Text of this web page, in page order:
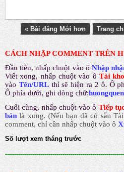
« Bài đăng Mới hơn Trang
CÁCH NHẬP COMMENT TRÊN
Đầu tiên, nhấp chuột vào ô Nhập
Viết xong, nhấp chuột vào ô Tài
vào Tên/URL thì sẽ hiện ra 2 ô. Ô
Ô phía dưới, ghi dòng chữ:
Cuối cùng, nhấp chuột vào ô Tiếp
bản là xong.(Nếu bạn đã có sẵn
comment, chỉ cần nhấp chuột vào ô
Số lượt xem tháng trước